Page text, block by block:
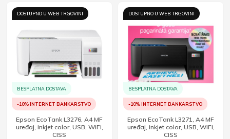
DOSTUPNO U WEB TRGOVINI
BESPLATNA DOSTAVA
-10% INTERNET BANKARSTVO
Epson EcoTank L3276, A4 MF
uređaj, inkjet color, USB, WiFi,
CISS
DOSTUPNO U WEB TRGOVINI
BESPLATNA DOSTAVA
-10% INTERNET BANKARSTVO
Epson EcoTank L3271, A4 MF
uređaj, inkjet color, USB, WiFi,
CISS